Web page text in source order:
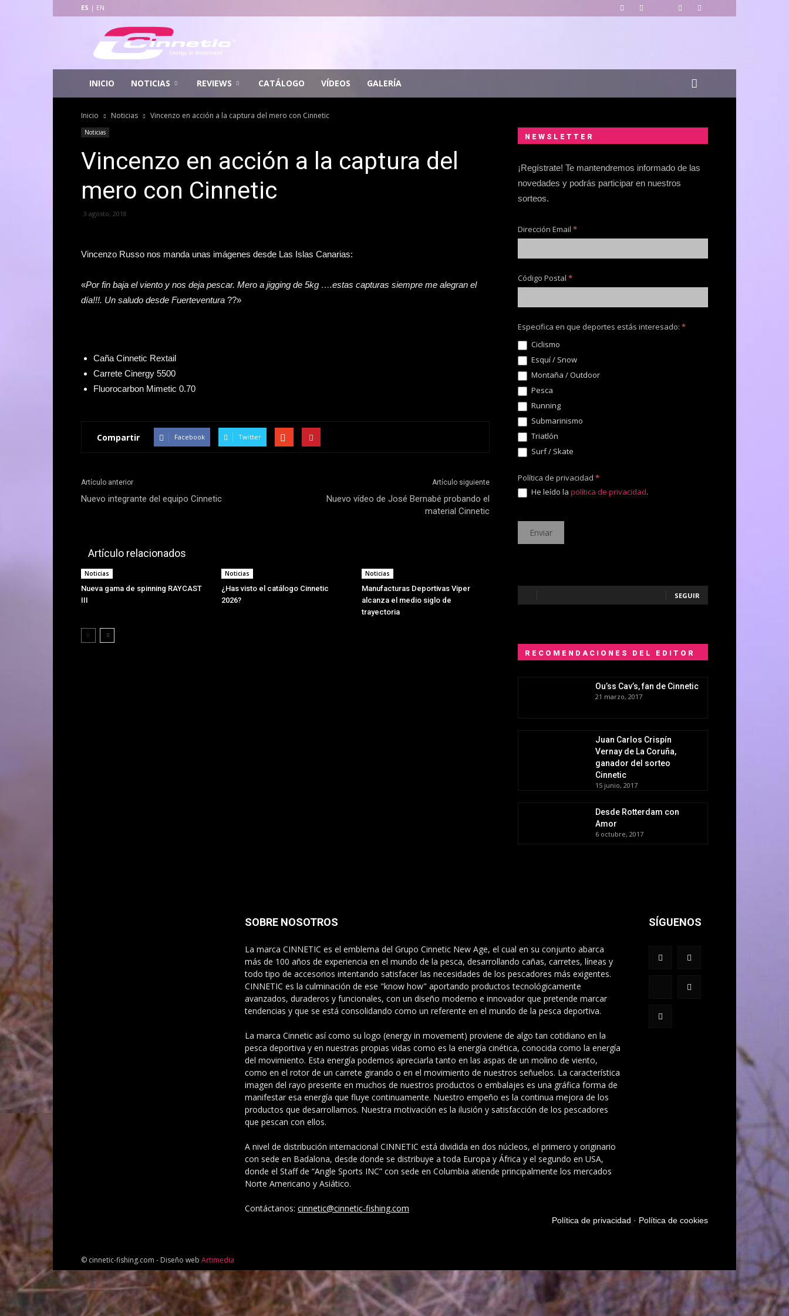
ES | EN
Fishing
INICIO NOTICIAS REVIEWS CATÁLOGO VÍDEOS GALERÍA
Inicio Noticias Vincenzo en acción a la captura del mero con Cinnetic
Noticias
Vincenzo en acción a la captura del
mero con Cinnetic
3 agosto, 2018
Vincenzo Russo nos manda unas imágenes desde Las Islas Canarias:
«Por fin baja el viento y nos deja pescar. Mero a jigging de 5kg ….estas capturas siempre me alegran el
día!!!. Un saludo desde Fuerteventura ??»
Caña Cinnetic Rextail
Carrete Cinergy 5500
Fluorocarbon Mimetic 0.70
Compartir Facebook Twitter
Artículo anterior
Nuevo integrante del equipo Cinnetic
Artículo siguiente
Nuevo vídeo de José Bernabé probando el
material Cinnetic
Artículo relacionados
Noticias
Nueva gama de spinning RAYCAST
III
Noticias
¿Has visto el catálogo Cinnetic
2026?
Noticias
Manufacturas Deportivas Viper
alcanza el medio siglo de
trayectoria
NEWSLETTER
¡Regístrate! Te mantendremos informado de las
novedades y podrás participar en nuestros
sorteos.
Dirección Email *
Código Postal *
Especifica en que deportes estás interesado: *
Ciclismo
Esquí / Snow
Montaña / Outdoor
Pesca
Running
Submarinismo
Triatlón
Surf / Skate
Política de privacidad *
He leído la política de privacidad.
SEGUIR
RECOMENDACIONES DEL EDITOR
Ou’ss Cav’s, fan de Cinnetic
21 marzo, 2017
Juan Carlos Crispín
Vernay de La Coruña,
ganador del sorteo
Cinnetic
15 junio, 2017
Desde Rotterdam con
Amor
6 octubre, 2017
SOBRE NOSOTROS
La marca CINNETIC es el emblema del Grupo Cinnetic New Age, el cual en su conjunto abarca
más de 100 años de experiencia en el mundo de la pesca, desarrollando cañas, carretes, líneas y
todo tipo de accesorios intentando satisfacer las necesidades de los pescadores más exigentes.
CINNETIC es la culminación de ese "know how" aportando productos tecnológicamente
avanzados, duraderos y funcionales, con un diseño moderno e innovador que pretende marcar
tendencias y que se está consolidando como un referente en el mundo de la pesca deportiva.
La marca Cinnetic así como su logo (energy in movement) proviene de algo tan cotidiano en la
pesca deportiva y en nuestras propias vidas como es la energía cinética, conocida como la energía
del movimiento. Esta energía podemos apreciarla tanto en las aspas de un molino de viento,
como en el rotor de un carrete girando o en el movimiento de nuestros señuelos. La característica
imagen del rayo presente en muchos de nuestros productos o embalajes es una gráfica forma de
manifestar esa energía que fluye continuamente. Nuestro empeño es la continua mejora de los
productos que desarrollamos. Nuestra motivación es la ilusión y satisfacción de los pescadores
que pescan con ellos.
A nivel de distribución internacional CINNETIC está dividida en dos núcleos, el primero y originario
con sede en Badalona, desde donde se distribuye a toda Europa y África y el segundo en USA,
donde el Staff de “Angle Sports INC” con sede en Columbia atiende principalmente los mercados
Norte Americano y Asiático.
Contáctanos: cinnetic@cinnetic-fishing.com
SÍGUENOS
Política de privacidad · Política de cookies
© cinnetic-fishing.com - Diseño web Artimedia